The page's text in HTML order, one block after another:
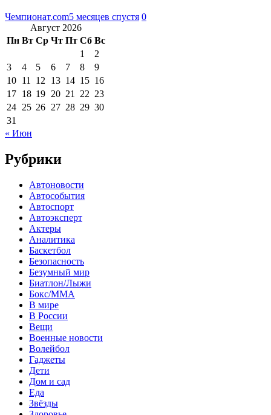
Чемпионат.com5 месяцев спустя 0
Август 2026
Пн Вт Ср Чт Пт Сб Вс
1
2
3
4 5 6 7 8
9
10 11 12 13 14 15 16
17 18 19 20 21 22 23
24 25 26 27 28 29 30
31
« Июн
Рубрики
Автоновости
Автособытия
Автоспорт
Автоэксперт
Актеры
Аналитика
Баскетбол
Безопасность
Безумный мир
Биатлон/Лыжи
Бокс/MMA
В мире
В России
Вещи
Военные новости
Волейбол
Гаджеты
Дети
Дом и сад
Еда
Звёзды